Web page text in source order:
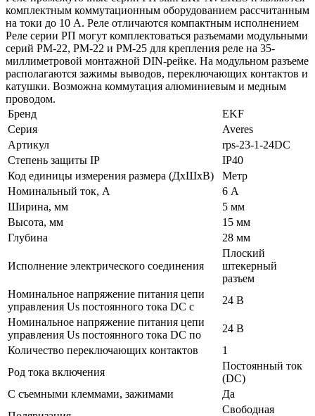
комплектным коммутационным оборудованием рассчитанным
на токи до 10 А. Реле отличаются компактным исполнением
Реле серии РП могут комплектоваться разъемами модульными
серий РМ-22, РМ-22 и РМ-25 для крепления реле на 35-
миллиметровой монтажной DIN-рейке. На модульном разъеме
располагаются зажимы выводов, переключающих контактов и
катушки. Возможна коммутация алюминиевым и медным
проводом.
Бренд
EKF
Серия
Averes
Артикул
rps-23-1-24DC
Степень защиты IP
IP40
Код единицы измерения размера (ДхШхВ)
Метр
Номинальный ток, А
6 А
Ширина, мм
5 мм
Высота, мм
15 мм
Глубина
28 мм
Исполнение электрического соединения
Плоский
штекерный
разъем
Номинальное напряжение питания цепи
управления Us постоянного тока DC с
24 В
Номинальное напряжение питания цепи
управления Us постоянного тока DC по
24 В
Количество переключающих контактов
1
Род тока включения
Постоянный ток
(DC)
С съемными клеммами, зажимами
Да
Свободная